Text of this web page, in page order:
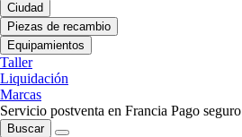
Ciudad
Piezas de recambio
Equipamientos
Taller
Liquidación
Marcas
Servicio postventa en Francia Pago seguro
Buscar